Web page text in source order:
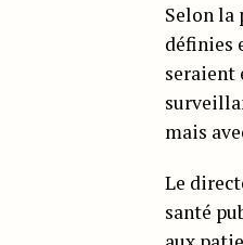
Selon la
définies
seraient
mais
Le
santé